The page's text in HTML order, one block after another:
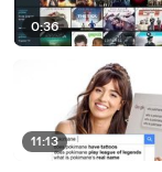
0:36
11:13